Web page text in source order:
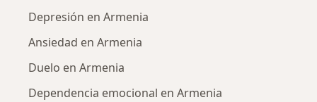
Depresión en Armenia
Ansiedad en Armenia
Duelo en Armenia
Dependencia emocional en Armenia